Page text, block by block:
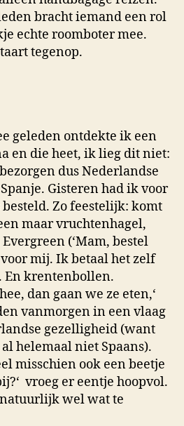
bracht iemand een rol
echte roomboter mee.
tegenop.
geleden ontdekte ik een
en die heet, ik lieg dit niet:
dus Nederlandse
Gisteren had ik voor
Zo feestelijk: komt
maar vruchtenhagel,
(‘Mam, bestel
mij. Ik betaal het zelf
En krentenbollen.
dan gaan we ze eten,‘
vanmorgen in een vlaag
gezelligheid (want
helemaal niet Spaans).
misschien ook een beetje
vroeg er eentje hoopvol.
wel wat te